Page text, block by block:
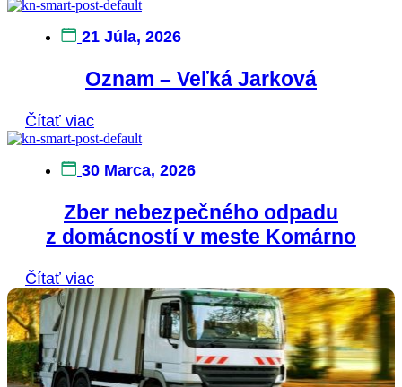
21 Júla, 2026
Oznam – Veľká Jarková
Čítať viac
30 Marca, 2026
Zber nebezpečného odpadu
z domácností v meste Komárno
Čítať viac